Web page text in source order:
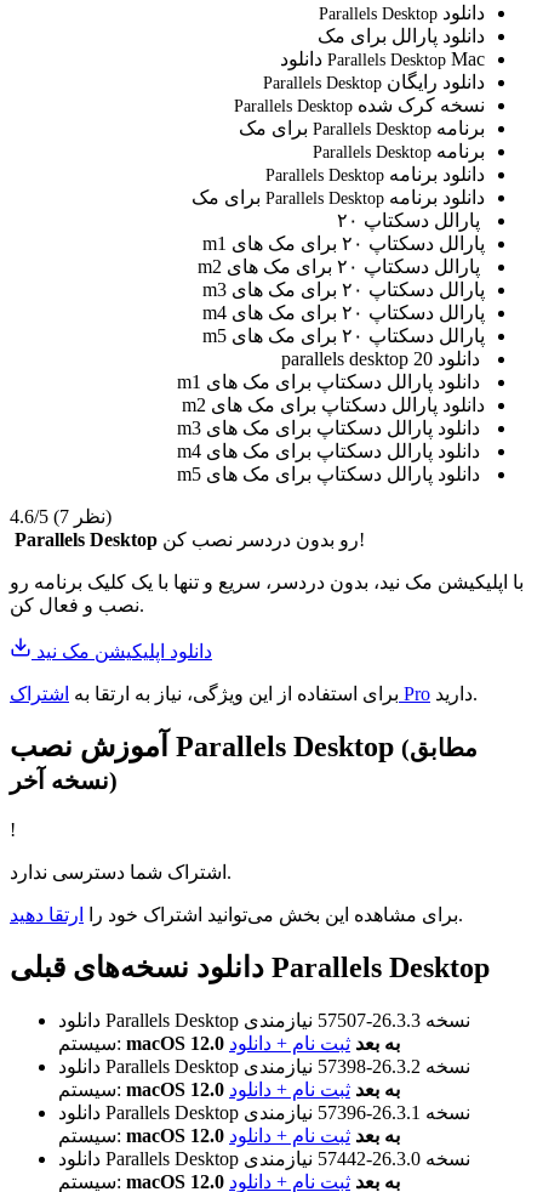
دانلود Parallels Desktop
دانلود پارالل برای مک
Parallels Desktop Mac دانلود
دانلود رایگان Parallels Desktop
نسخه کرک شده Parallels Desktop
برنامه Parallels Desktop برای مک
برنامه Parallels Desktop
دانلود برنامه Parallels Desktop
دانلود برنامه Parallels Desktop برای مک
پارالل دسکتاپ ۲۰
پارالل دسکتاپ ۲۰ برای مک های m1
پارالل دسکتاپ ۲۰ برای مک های m2
پارالل دسکتاپ ۲۰ برای مک های m3
پارالل دسکتاپ ۲۰ برای مک های m4
پارالل دسکتاپ ۲۰ برای مک های m5
دانلود parallels desktop 20
دانلود پارالل دسکتاپ برای مک های m1
دانلود پارالل دسکتاپ برای مک های m2
دانلود پارالل دسکتاپ برای مک های m3
دانلود پارالل دسکتاپ برای مک های m4
دانلود پارالل دسکتاپ برای مک های m5
4.6/5
(7 نظر)
Parallels Desktop
رو بدون دردسر نصب کن!
با اپلیکیشن مک نید، بدون دردسر، سریع و تنها با یک کلیک برنامه رو
نصب و فعال کن.
دانلود اپلیکیشن مک نید
برای استفاده از این ویژگی، نیاز به ارتقا به اشتراک Pro دارید.
آموزش نصب Parallels Desktop (مطابق
نسخه آخر)
!
اشتراک شما دسترسی ندارد.
برای مشاهده این بخش می‌توانید اشتراک خود را ارتقا دهید .
دانلود نسخه‌های قبلی Parallels Desktop
دانلود Parallels Desktop نسخه 26.3.3-57507
نیازمندی
سیستم:
macOS 12.0 به بعد ثبت نام + دانلود
دانلود Parallels Desktop
نسخه 26.3.2-57398
نیازمندی
سیستم:
macOS 12.0 به بعد ثبت نام + دانلود
دانلود Parallels Desktop
نسخه 26.3.1-57396
نیازمندی
سیستم:
macOS 12.0 به بعد ثبت نام + دانلود
دانلود Parallels Desktop
نسخه 26.3.0-57442
نیازمندی
سیستم:
macOS 12.0 به بعد ثبت نام + دانلود